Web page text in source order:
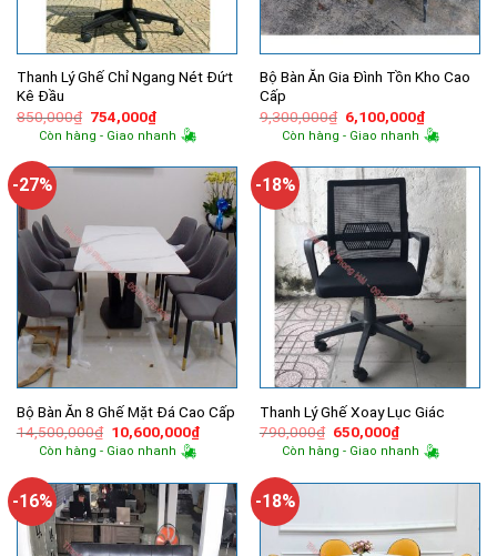
Thanh Lý Ghế Chỉ Ngang Nét Đứt
Kê Đầu
850,000₫ Giá
gốc
là:
754,000₫Giá
hiện
tại
754,000₫.
Còn hàng - Giao nhanh
Bộ Bàn Ăn Gia Đình Tồn Kho Cao
Cấp
9,300,000₫ Giá
gốc
là:
6,100,000₫Giá
hiện
tại
Còn hàng - Giao nhanh
-27%
Bộ Bàn Ăn 8 Ghế Mặt Đá Cao Cấp
14,500,000₫ Giá
gốc
là:
10,600,000₫Giá
hiện
10,600,000₫.
Còn hàng - Giao nhanh
-18%
Thanh Lý Ghế Xoay Lục Giác
790,000₫ Giá
gốc
là:
650,000₫Giá
hiện
tại
650,000₫.
Còn hàng - Giao nhanh
-16% -18%